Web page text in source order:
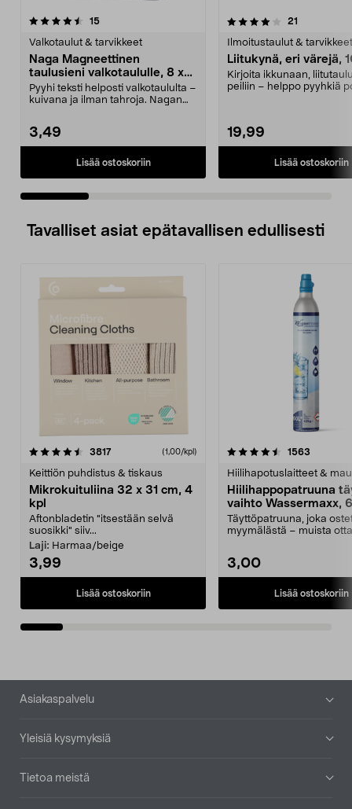
15arvostelut
Valkotaulut & tarvikkeet
Naga Magneettinen
taulusieni valkotaululle, 8 x
3,2 cm
Pyyhi teksti helposti valkotaululta –
kuivana ja ilman tahroja. Nagan
3,49
Lisää ostoskoriin
4.0 viidestä
21
Ilmoitustaulut & tarvikkeet
Liitukynä, eri värejä,
Kirjoita ikkunaan,
peiliin – helppo pyyhkiä
19,99
Lisää ostoskoriin
4.5 viidestä
Tavalliset asiat epätavallisen edullisesti
3817arvostelut (1,00/kpl)
Keittiön puhdistus & tiskaus
Mikrokuituliina 32 x 31 cm, 4
kpl
Aftonbladetin "itsestään selvä
suosikki" siiv...
Laji: Harmaa/beige
3,99
Lisää ostoskoriin
4.5viidestä
1563
Hiilihapotuslaitteet &
Hiilihappopatruuna
vaihto Wassermaxx,
Täyttöpatruuna, joka
myymälästä – muista
3,00
Lisää ostoskoriin
4.5viidestä
Alatunniste
Asiakaspalvelu
Yleisiä kysymyksiä
Tietoa meistä